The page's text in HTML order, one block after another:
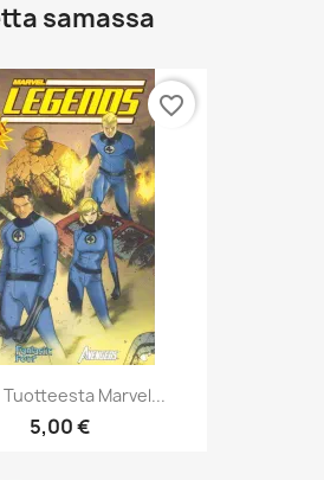
samassa
Tuotteesta Marvel...
5,00 €
favorite_border